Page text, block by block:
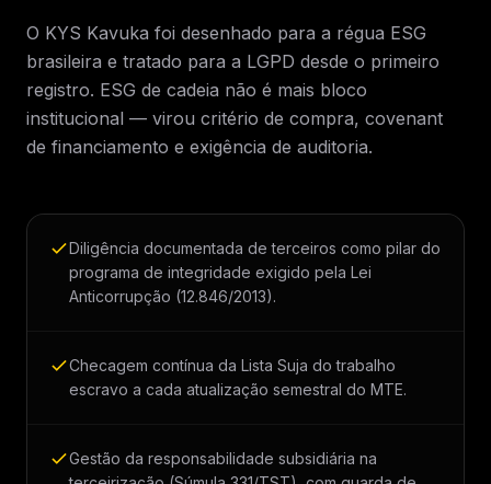
O KYS Kavuka foi desenhado para a régua ESG
brasileira e tratado para a LGPD desde o primeiro
registro. ESG de cadeia não é mais bloco
institucional — virou critério de compra, covenant
de financiamento e exigência de auditoria.
Diligência documentada de terceiros como pilar do
programa de integridade exigido pela Lei
Anticorrupção (12.846/2013).
Checagem contínua da Lista Suja do trabalho
escravo a cada atualização semestral do MTE.
Gestão da responsabilidade subsidiária na